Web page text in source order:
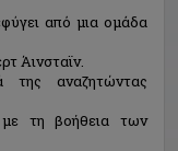
από μια ομάδα
Άινσταϊν.
αναζητώντας
με τη βοήθεια των